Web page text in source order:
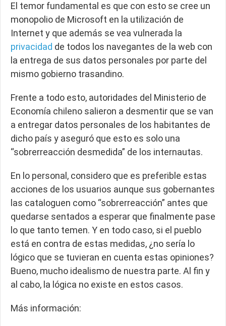
El temor fundamental es que con esto se cree un
monopolio de Microsoft en la utilización de
Internet y que además se vea vulnerada la
privacidad de todos los navegantes de la web con
la entrega de sus datos personales por parte del
mismo gobierno trasandino.
Frente a todo esto, autoridades del Ministerio de
Economía chileno salieron a desmentir que se van
a entregar datos personales de los habitantes de
dicho país y aseguró que esto es solo una
“sobrerreacción desmedida” de los internautas.
En lo personal, considero que es preferible estas
acciones de los usuarios aunque sus gobernantes
las cataloguen como “sobrerreacción” antes que
quedarse sentados a esperar que finalmente pase
lo que tanto temen. Y en todo caso, si el pueblo
está en contra de estas medidas, ¿no sería lo
lógico que se tuvieran en cuenta estas opiniones?
Bueno, mucho idealismo de nuestra parte. Al fin y
al cabo, la lógica no existe en estos casos.
Más información: